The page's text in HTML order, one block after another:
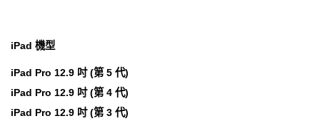
iPad 機型
iPad Pro 12.9 吋 (第 5 代)
iPad Pro 12.9 吋 (第 4 代)
iPad Pro 12.9 吋 (第 3 代)